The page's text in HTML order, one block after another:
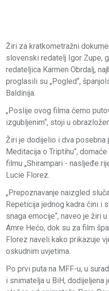
Žiri za kratkometražni
slovenski redatelj Igor Zupe,
redateljica Karmen Obrdalj,
proglasili su „Pogled“,
Baldinija.
„Poslije ovog filma ćemo
izgubljenim“, stoji u
Žiri je dodijelio i dva posebna
Meditacija o Triptihu“,
filmu „Shirampari - nasljeđe
Lucie Florez.
„Prepoznavanje naizgled
Repeticija jednog kadra čini i
snaga emocije“, naveo je žiri
Amre Hećo, dok su za film
Florez naveli kako prikazuje
oskudnim uvjetima.
Po prvi puta na MFF-u, u
i snimatelja u BiH, dodijeljena